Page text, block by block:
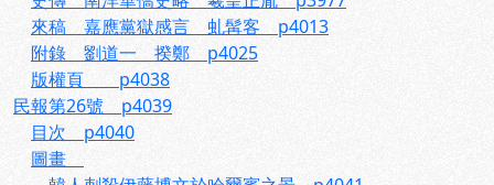
來稿 嘉應黨獄感言 虬髯客 p4013
附錄 劉道一 揆鄭 p4025
版權頁 p4038
民報第26號 p4039
目次 p4040
圖畫